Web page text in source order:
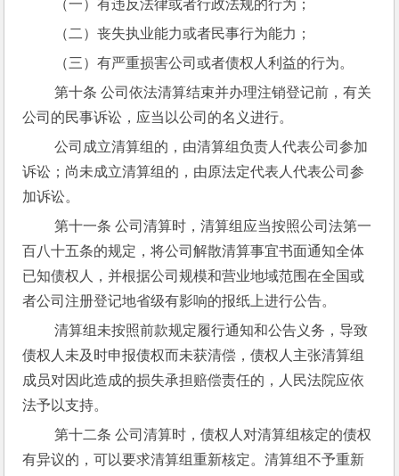
（一）有违反法律或者行政法规的行为；
（二）丧失执业能力或者民事行为能力；
（三）有严重损害公司或者债权人利益的行为。
第十条 公司依法清算结束并办理注销登记前，有关
公司的民事诉讼，应当以公司的名义进行。
公司成立清算组的，由清算组负责人代表公司参加
诉讼；尚未成立清算组的，由原法定代表人代表公司参
加诉讼。
第十一条 公司清算时，清算组应当按照公司法第一
百八十五条的规定，将公司解散清算事宜书面通知全体
已知债权人，并根据公司规模和营业地域范围在全国或
者公司注册登记地省级有影响的报纸上进行公告。
清算组未按照前款规定履行通知和公告义务，导致
债权人未及时申报债权而未获清偿，债权人主张清算组
成员对因此造成的损失承担赔偿责任的，人民法院应依
法予以支持。
第十二条 公司清算时，债权人对清算组核定的债权
有异议的，可以要求清算组重新核定。清算组不予重新